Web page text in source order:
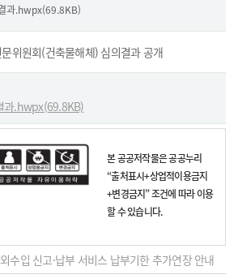
과.hwpx(69.8KB)
위원회(건축물해체) 심의결과 공개
과.hwpx(69.8KB)
본 공공저작물은 공공누리
“출처표시+상업적이용금지
+변경금지” 조건에 따라 이용
할 수 있습니다.
수입 신고·납부 서비스 납부기한 추가연장 안내